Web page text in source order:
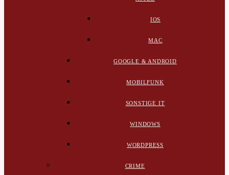
IOS
MAC
GOOGLE & ANDROID
MOBILFUNK
SONSTIGE IT
WINDOWS
WORDPRESS
CRIME